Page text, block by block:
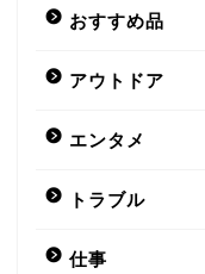
おすすめ品
アウトドア
エンタメ
トラブル
仕事